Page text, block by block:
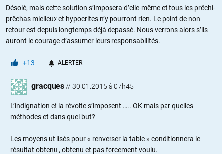
Désolé, mais cette solution s’imposera d’elle-même et tous les prêchi-
prêchas mielleux et hypocrites n’y pourront rien. Le point de non
retour est depuis longtemps déjà depassé. Nous verrons alors s’ils
auront le courage d’assumer leurs responsabilités.
+13 ALERTER
gracques // 30.01.2015 à 07h45
L’indignation et la révolte s’imposent ….. OK mais par quelles
méthodes et dans quel but?
Les moyens utilisés pour « renverser la table » conditionnera le
résultat obtenu , obtenu et pas forcement voulu.